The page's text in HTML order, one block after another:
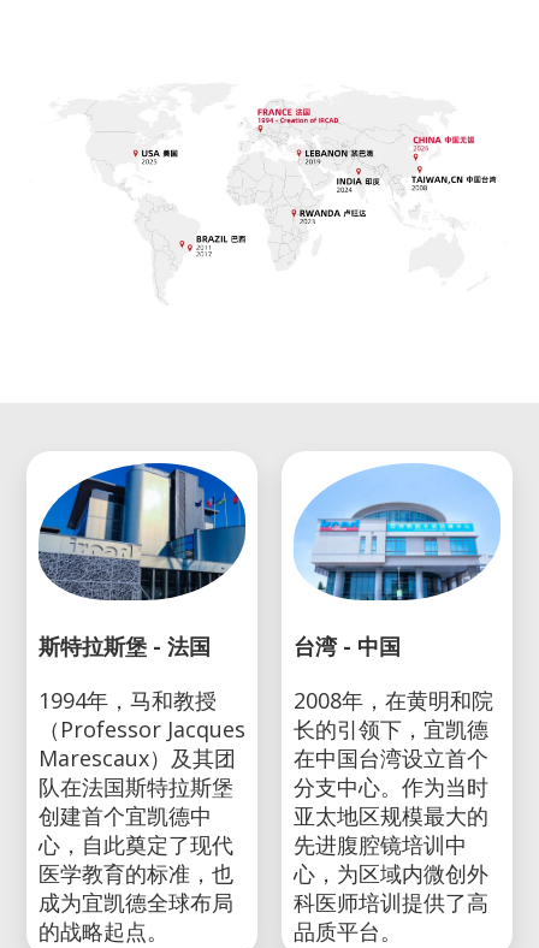
斯特拉斯堡 - 法国
1994年，马和教授
（Professor Jacques
Marescaux）及其团
队在法国斯特拉斯堡
创建首个宜凯德中
心，自此奠定了现代
医学教育的标准，也
成为宜凯德全球布局
的战略起点。
台湾 - 中国
2008年，在黄明和院
长的引领下，宜凯德
在中国台湾设立首个
分支中心。作为当时
亚太地区规模最大的
先进腹腔镜培训中
心，为区域内微创外
科医师培训提供了高
品质平台。